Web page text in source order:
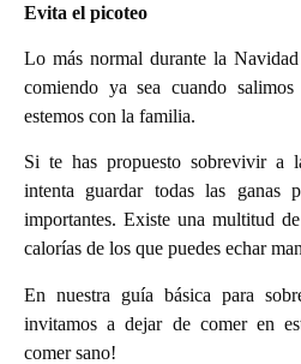
Evita el picoteo
Lo más normal durante la
comiendo ya sea cuando
estemos con la familia.
Si te has propuesto sobrevivir a
intenta guardar todas las ganas
importantes. Existe una multitud
calorías de los que puedes echar
En nuestra guía básica para
invitamos a dejar de comer en
comer sano!